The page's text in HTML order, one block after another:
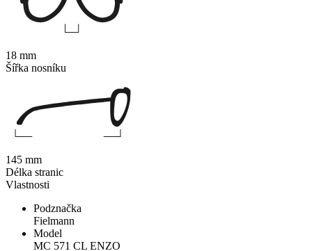
Vlastnosti
Podznačka
Fielmann
Model
MC 571 CL ENZO
18 mm
Šířka nosníku
145 mm
Délka stranic